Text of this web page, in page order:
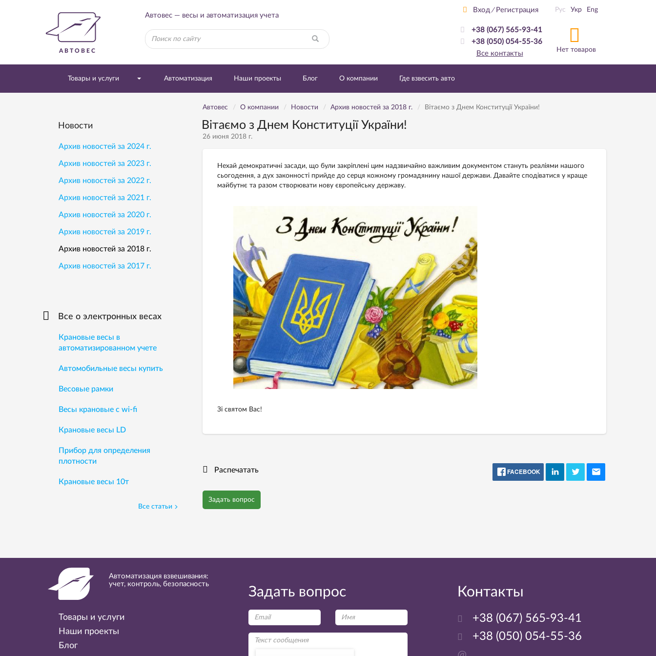
АВТОВЕС
Автовес — весы и автоматизация учета
Вход / Регистрация
+38 (067) 565-93-41
+38 (050) 054-55-36
Все контакты
Рус Укр Eng
Нет товаров
Товары и услуги Автоматизация Наши проекты Блог О компании Где взвесить авто
Автовес О компании Новости Архив новостей за 2018 г. Вітаємо з Днем Конституції України!
Вітаємо з Днем Конституції України!
26 июня 2018 г.
Нехай демократичні засади, що були закріплені цим надзвичайно важливим документом стануть реаліями нашого
сьогодення, а дух законності прийде до серця кожному громадянину нашої держави. Давайте сподіватися у краще
майбутнє та разом створювати нову європейську державу.
Зі святом Вас!
Распечатать FACEBOOK
Задать вопрос
Новости
Архив новостей за 2024 г.
Архив новостей за 2023 г.
Архив новостей за 2022 г.
Архив новостей за 2021 г.
Архив новостей за 2020 г.
Архив новостей за 2019 г.
Архив новостей за 2018 г.
Архив новостей за 2017 г.
Все о электронных весах
Крановые весы в
автоматизированном учете
Автомобильные весы купить
Весовые рамки
Весы крановые с wi-fi
Крановые весы LD
Прибор для определения
плотности
Крановые весы 10т
Все статьи
Автоматизация взвешивания:
учет, контроль, безопасность
Товары и услуги
Наши проекты
Блог
Задать вопрос Контакты
+38 (067) 565-93-41
+38 (050) 054-55-36